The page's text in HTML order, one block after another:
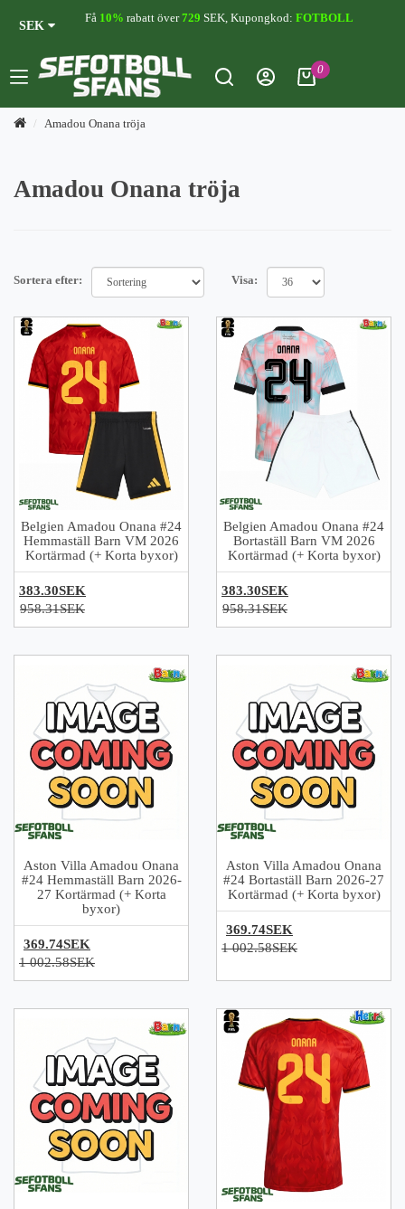
SEK
Få 10% rabatt över729 SEK, Kupongkod: FOTBOLL
0
Amadou Onana tröja
Amadou Onana tröja
Sortera efter: Visa:
Belgien Amadou Onana #24
Hemmaställ Barn VM 2026
Kortärmad (+ Korta byxor)
383.30SEK
958.31SEK
Belgien Amadou Onana #24
Bortaställ Barn VM 2026
Kortärmad (+ Korta byxor)
383.30SEK
958.31SEK
Aston Villa Amadou Onana
#24 Hemmaställ Barn 2026-
27 Kortärmad (+ Korta
byxor)
369.74SEK
1 002.58SEK
Aston Villa Amadou Onana
#24 Bortaställ Barn 2026-27
Kortärmad (+ Korta byxor)
369.74SEK
1 002.58SEK